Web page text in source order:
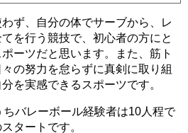
ず、自分の体でサーブから、レ
を行う競技で、初心者の方にと
ーツだと思います。また、筋ト
の努力を怠らずに真剣に取り組
を実感できるスポーツです。
バレーボール経験者は10人程で
タートです。